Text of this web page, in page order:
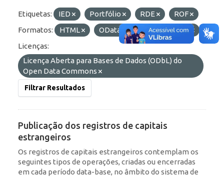
Etiquetas: IED Portfólio RDE
ROF
Formatos:
HTML OData API
JSON
Licenças:
Licença Aberta para Bases de Dados (ODbL) do
Open Data Commons
Filtrar Resultados
Publicação dos registros de capitais
estrangeiros
Os registros de capitais estrangeiros contemplam os
seguintes tipos de operações, criadas ou encerradas
em cada período data-base, no âmbito do sistema de